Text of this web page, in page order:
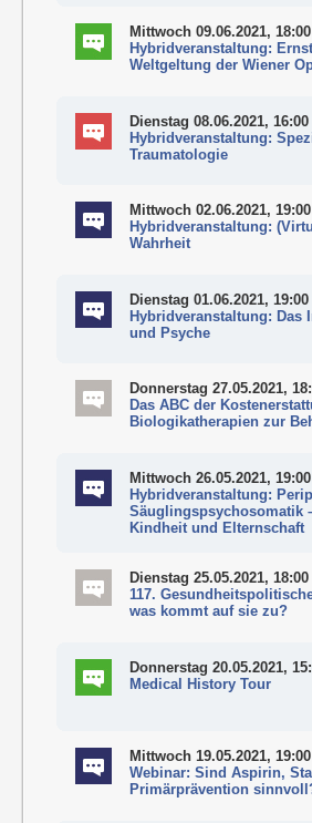
Mittwoch 09.06.2021, 18:00
Hybridveranstaltung:
Weltgeltung der Wiener
Dienstag 08.06.2021, 16:00
Hybridveranstaltung:
Traumatologie
Mittwoch 02.06.2021, 19:00
Hybridveranstaltung:
Wahrheit
Dienstag 01.06.2021, 19:00
Hybridveranstaltung: Das
und Psyche
Donnerstag 27.05.2021,
Das ABC der
Biologikatherapien zur
Mittwoch 26.05.2021, 19:00
Hybridveranstaltung:
Säuglingspsychosomatik
Kindheit und Elternschaft
Dienstag 25.05.2021, 18:00
117.
was kommt auf sie zu?
Donnerstag 20.05.2021,
Medical History Tour
Mittwoch 19.05.2021, 19:00
Webinar: Sind Aspirin,
Primärprävention